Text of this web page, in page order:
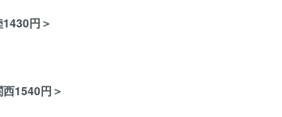
円＞
1540円＞